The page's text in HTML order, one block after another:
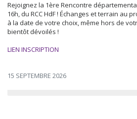
Rejoignez la 1ère Rencontre
16h, du RCC HdF ! Échanges et terrain au
à la date de votre choix, même hors de
bientôt dévoilés !
LIEN INSCRIPTION
15 SEPTEMBRE 2026